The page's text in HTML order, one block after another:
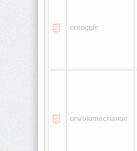
ontoggle
onvolumechange